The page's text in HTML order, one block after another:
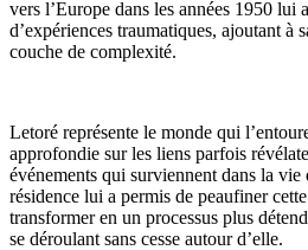
vers l’Europe dans les années 1950 lui
d’expériences traumatiques, ajoutant à
couche de complexité.
Letoré représente le monde qui
approfondie sur les liens parfois
événements qui surviennent dans la vie
résidence lui a permis de peaufiner
transformer en un processus plus
se déroulant sans cesse autour d’elle.